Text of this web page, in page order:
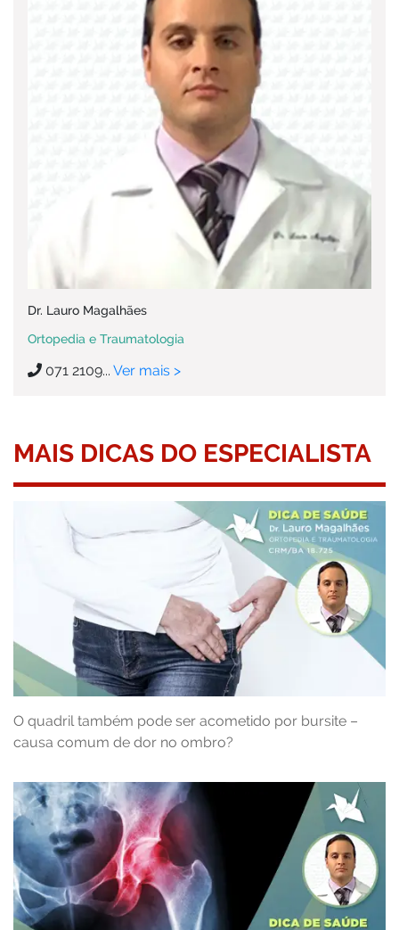
Dr. Lauro Magalhães
Ortopedia e Traumatologia
071 2109... Ver mais >
MAIS DICAS DO ESPECIALISTA
O quadril também pode ser acometido por bursite –
causa comum de dor no ombro?